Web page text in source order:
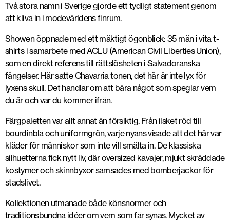
Två stora namn i Sverige gjorde ett tydligt statement genom
att kliva in i modevärldens finrum.
Showen öppnade med ett mäktigt ögonblick: 35 män i vita t-
shirts i samarbete med ACLU (American Civil Liberties Union),
som en direkt referens till rättslösheten i Salvadoranska
fängelser. Här satte Chavarria tonen, det här är inte lyx för
lyxens skull. Det handlar om att bära något som speglar vem
du är och var du kommer ifrån.
Färgpaletten var allt annat än försiktig. Från ilsket röd till
bourdinblå och uniformgrön, varje nyans visade att det här var
kläder för människor som inte vill smälta in. De klassiska
silhuetterna fick nytt liv, där oversized kavajer, mjukt skräddade
kostymer och skinnbyxor samsades med bomberjackor för
stadslivet.
Kollektionen utmanade både könsnormer och
traditionsbundna idéer om vem som får synas. Mycket av